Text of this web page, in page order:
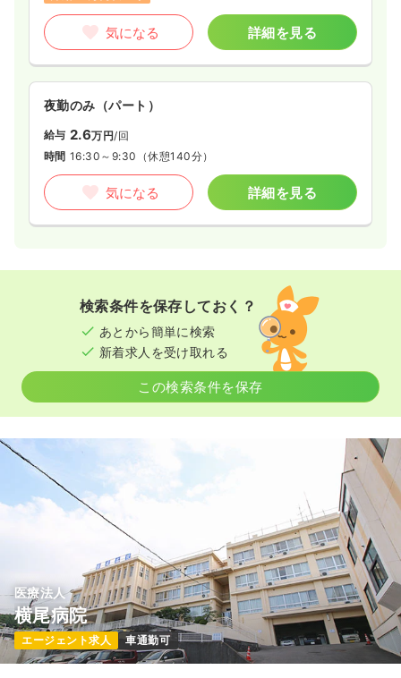
気になる 詳細を見る
夜勤のみ（パート）
給与 2.6万円/回
時間 16:30～9:30 （休憩140分）
気になる 詳細を見る
検索条件を保存しておく？
あとから簡単に検索
新着求人を受け取れる
この検索条件を保存
医療法人
横尾病院
エージェント求人 車通勤可